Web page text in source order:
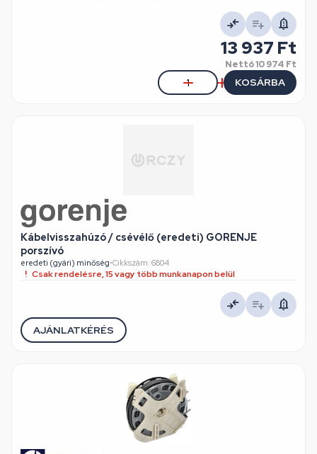
13 937 Ft
Nettó10 974 Ft
KOSÁRBA
Kábelvisszahúzó / csévélő (eredeti) GORENJE
porszívó
eredeti (gyári) minőség•Cikkszám: 6804
Csak rendelésre, 15 vagy több munkanapon belül
AJÁNLATKÉRÉS